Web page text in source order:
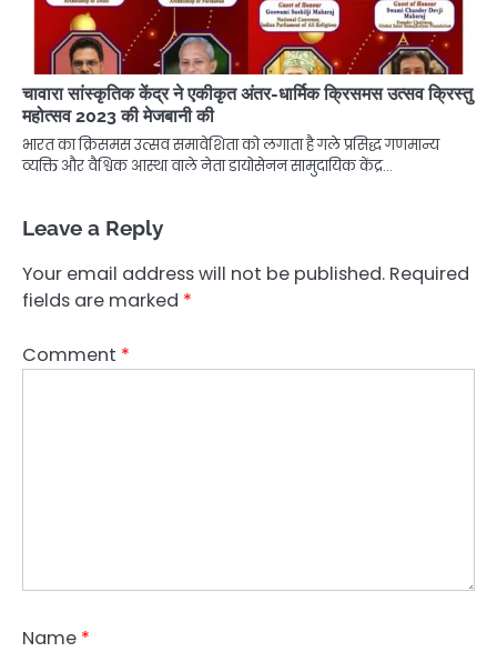
चावारा सांस्कृतिक केंद्र ने एकीकृत अंतर-धार्मिक क्रिसमस उत्सव क्रिस्तु
महोत्सव 2023 की मेजबानी की
भारत का क्रिसमस उत्सव समावेशिता को लगाता है गले प्रसिद्ध गणमान्य
व्यक्ति और वैश्विक आस्था वाले नेता डायोसेनन सामुदायिक केंद्र…
Leave a Reply
Your email address will not be published. Required
fields are marked *
Comment *
Name *